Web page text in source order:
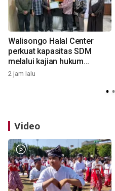
Walisongo Halal Center
perkuat kapasitas SDM
melalui kajian hukum
jaminan produk halal
2 jam lalu
Video